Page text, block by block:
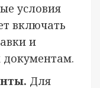
условия
включать
и
Для